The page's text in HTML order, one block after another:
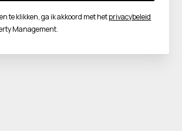
te klikken, ga ik akkoord met hetprivacybeleid
Management.